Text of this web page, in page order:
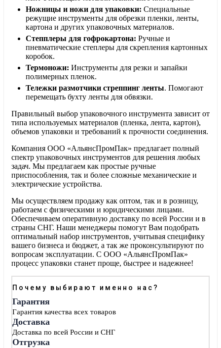
Ножницы и ножи для упаковки: Специальные
режущие инструменты для обрезки пленки, ленты,
картона и других упаковочных материалов.
Степплеры для гофрокартона: Ручные и
пневматические степлеры для скрепления картонных
коробок.
Термоножи: Инструменты для резки и запайки
полимерных пленок.
Тележки размотчики стреппинг ленты. Помогают
перемещать бухту ленты для обвязки.
Правильный выбор упаковочного инструмента зависит от
типа используемых материалов (пленка, лента, картон),
объемов упаковки и требований к прочности соединения.
Компания ООО «АльянсПромПак» предлагает полный
спектр упаковочных инструментов для решения любых
задач. Мы предлагаем как простые ручные
приспособления, так и более сложные механические и
электрические устройства.
Мы осуществляем продажу как оптом, так и в розницу,
работаем с физическими и юридическими лицами.
Обеспечиваем оперативную доставку по всей России и в
страны СНГ. Наши менеджеры помогут Вам подобрать
оптимальный набор инструментов, учитывая специфику
вашего бизнеса и бюджет, а так же проконсультируют по
вопросам эксплуатации. С ООО «АльянсПромПак»
процесс упаковки станет проще, быстрее и надежнее!
Почему выбирают именно нас?
Гарантия
Гарантия качества всех товаров
Доставка
Доставка по всей России и СНГ
Отгрузка